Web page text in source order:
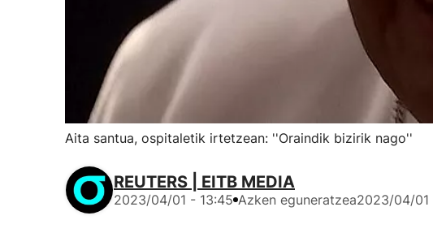
Aita santua, ospitaletik irtetzean: ''Oraindik bizirik nago''
REUTERS | EITB MEDIA
2023/04/01 - 13:45 Azken eguneratzea2023/04/01